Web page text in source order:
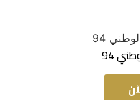
94